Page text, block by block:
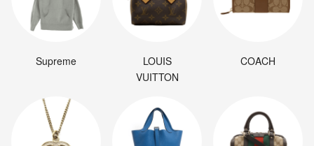
Supreme
LOUIS
VUITTON
COACH